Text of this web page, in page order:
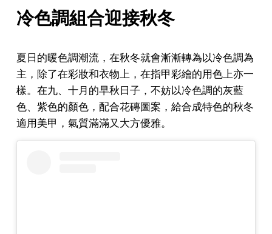
冷色調組合迎接秋冬
夏日的暖色調潮流，在秋冬就會漸漸轉為以冷色調為
主，除了在彩妝和衣物上，在指甲彩繪的用色上亦一
樣。在九、十月的早秋日子，不妨以冷色調的灰藍
色、紫色的顏色，配合花磚圖案，給合成特色的秋冬
適用美甲，氣質滿滿又大方優雅。